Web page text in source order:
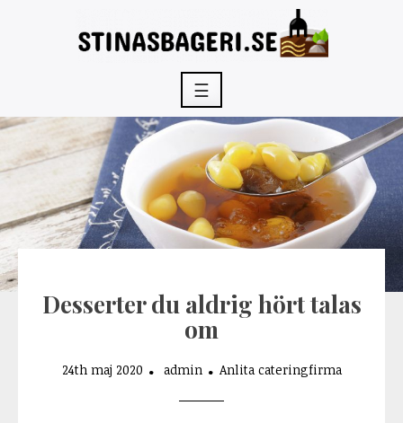
☰
Desserter du aldrig hört talas
om
24th maj 2020 admin Anlita cateringfirma